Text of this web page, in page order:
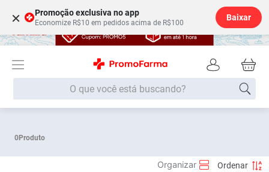
× Promoção exclusiva no app
Economize R$10 em pedidos acima de R$100
Baixar
O que você está buscando?
0Produto